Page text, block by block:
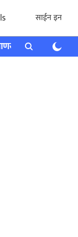
साईन इन
राशी भविष्य